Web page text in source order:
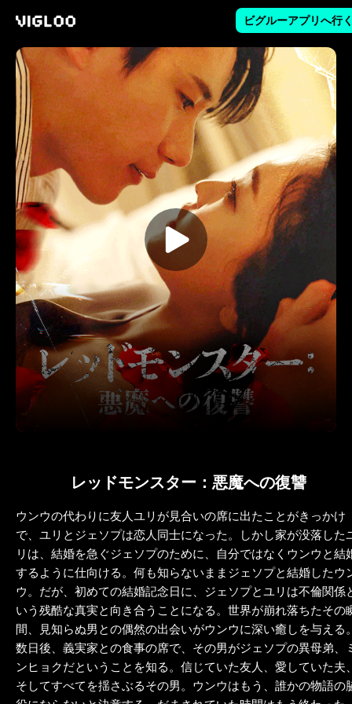
ビグルーアプリへ行
レッドモンスター：悪魔への復讐
ウンウの代わりに友人ユリが見合いの席に出たことがきっかけ
で、ユリとジェソプは恋人同士になった。しかし家が没落した
リは、結婚を急ぐジェソプのために、自分ではなくウンウと結
するように仕向ける。何も知らないままジェソプと結婚したウ
ウ。だが、初めての結婚記念日に、ジェソプとユリは不倫関係
いう残酷な真実と向き合うことになる。世界が崩れ落ちたその
間、見知らぬ男との偶然の出会いがウンウに深い癒しを与える
数日後、義実家との食事の席で、その男がジェソプの異母弟、
ンヒョクだということを知る。信じていた友人、愛していた夫
そしてすべてを揺さぶるその男。ウンウはもう、誰かの物語の